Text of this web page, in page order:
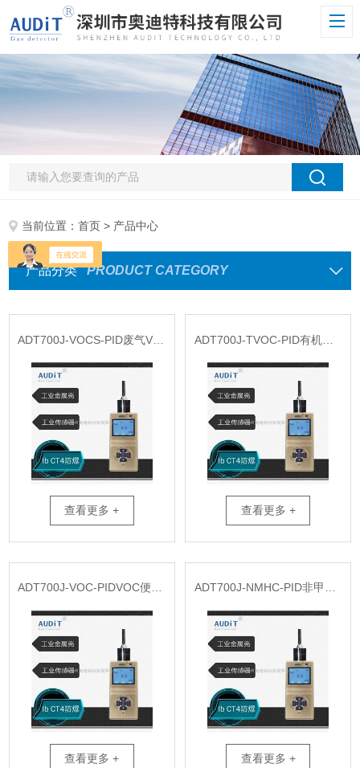
当前位置：首页 > 产品中心
产品分类 PRODUCT CATEGORY
查看更多 +
ADT700J-TVOC-PID有机物挥发性TVOC气体便携式检测仪供应
查看更多 +
ADT700J-VOC-PIDVOC便携式检测仪供应
查看更多 +
ADT700J-NMHC-PID非甲烷总烃便携式检测仪供应
查看更多 +